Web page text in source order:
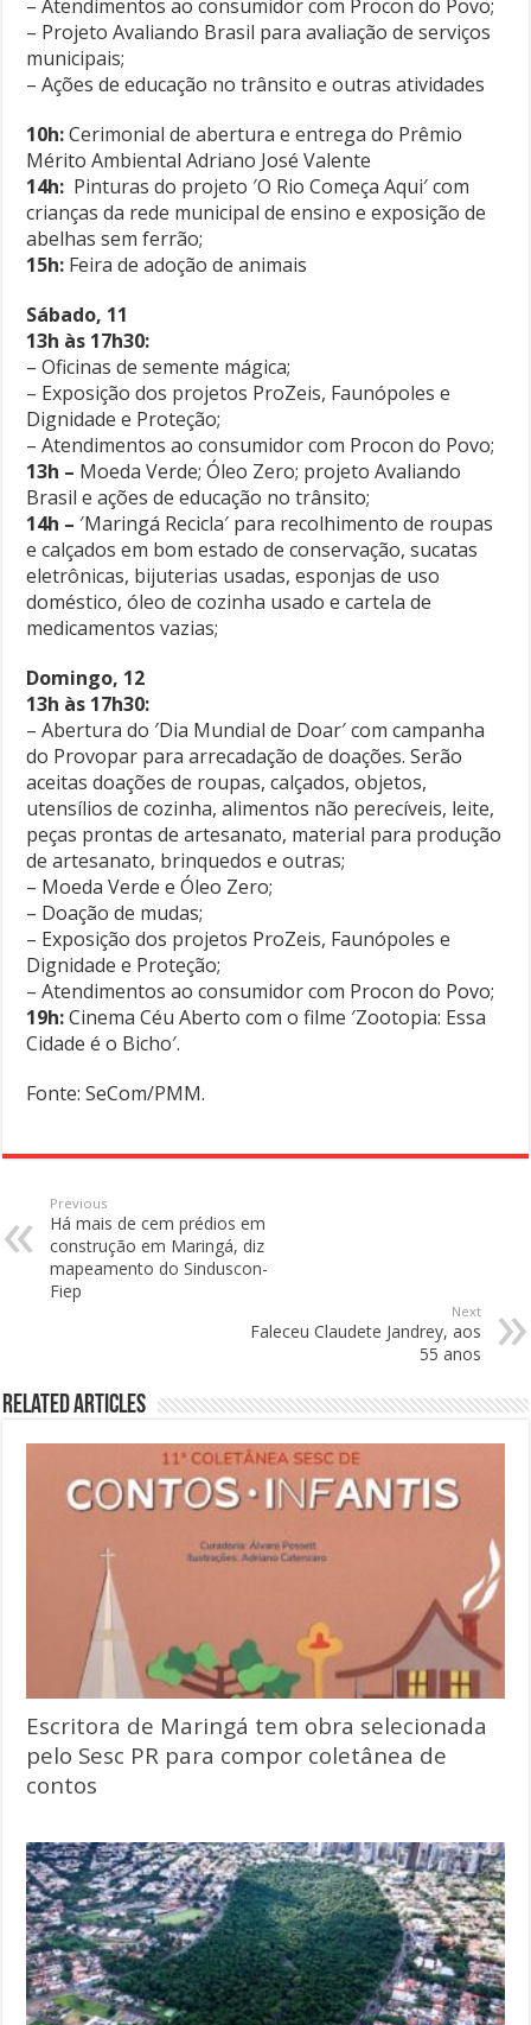
– Atendimentos ao consumidor com Procon do Povo;
– Projeto Avaliando Brasil para avaliação de serviços
municipais;
– Ações de educação no trânsito e outras atividades
10h:Cerimonial de abertura e entrega do Prêmio
Mérito Ambiental Adriano José Valente
14h: Pinturas do projeto ′O Rio Começa Aqui′ com
crianças da rede municipal de ensino e exposição de
abelhas sem ferrão;
15h: Feira de adoção de animais
Sábado, 11
13h às 17h30:
– Oficinas de semente mágica;
– Exposição dos projetos ProZeis, Faunópoles e
Dignidade e Proteção;
– Atendimentos ao consumidor com Procon do Povo;
13h – Moeda Verde; Óleo Zero; projeto Avaliando
Brasil e ações de educação no trânsito;
14h – ′Maringá Recicla′ para recolhimento de roupas
e calçados em bom estado de conservação, sucatas
eletrônicas, bijuterias usadas, esponjas de uso
doméstico, óleo de cozinha usado e cartela de
medicamentos vazias;
Domingo, 12
13h às 17h30:
– Abertura do ′Dia Mundial de Doar′ com campanha
do Provopar para arrecadação de doações. Serão
aceitas doações de roupas, calçados, objetos,
utensílios de cozinha, alimentos não perecíveis, leite,
peças prontas de artesanato, material para produção
de artesanato, brinquedos e outras;
– Moeda Verde e Óleo Zero;
– Doação de mudas;
– Exposição dos projetos ProZeis, Faunópoles e
Dignidade e Proteção;
– Atendimentos ao consumidor com Procon do Povo;
19h:Cinema Céu Aberto com o filme ′Zootopia: Essa
Cidade é o Bicho′.
Fonte: SeCom/PMM.
Previous
Há mais de cem prédios em
construção em Maringá, diz
mapeamento do Sinduscon-
Fiep
Next
Faleceu Claudete Jandrey, aos
55 anos
Related Articles
Escritora de Maringá tem obra selecionada
pelo Sesc PR para compor coletânea de
contos